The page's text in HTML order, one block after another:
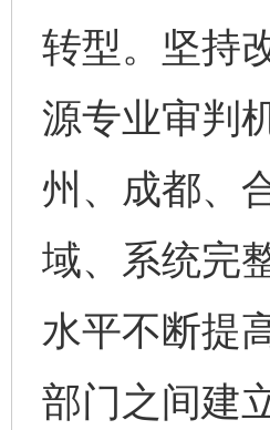
转型。坚持
源专业审判
州、成都、
域、系统完
水平不断提
部门之间建